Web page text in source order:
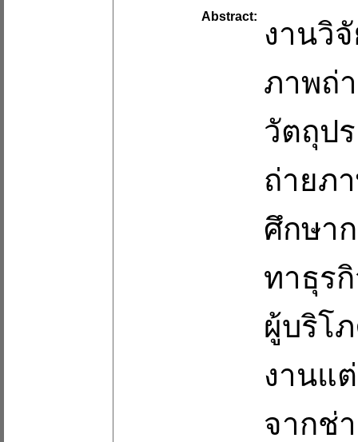
Abstract:
งานวิ
ภาพถ่
วัตถุป
ถ่ายภ
ศึกษา
ทาธุร
ผู้บริโ
งานแ
จากช่